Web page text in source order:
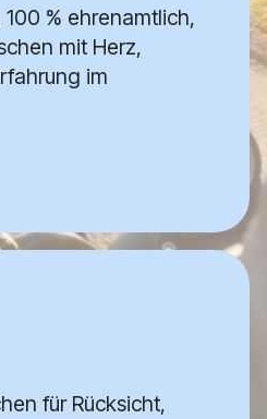
% ehrenamtlich,
mit Herz,
im
für Rücksicht,